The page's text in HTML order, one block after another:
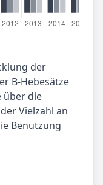
der
B-Hebesätze
über die
Vielzahl an
Benutzung